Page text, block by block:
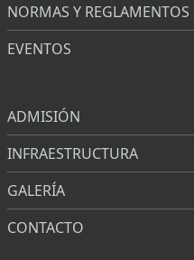
NORMAS Y REGLAMENTOS
EVENTOS
ADMISIÓN
INFRAESTRUCTURA
GALERÍA
CONTACTO